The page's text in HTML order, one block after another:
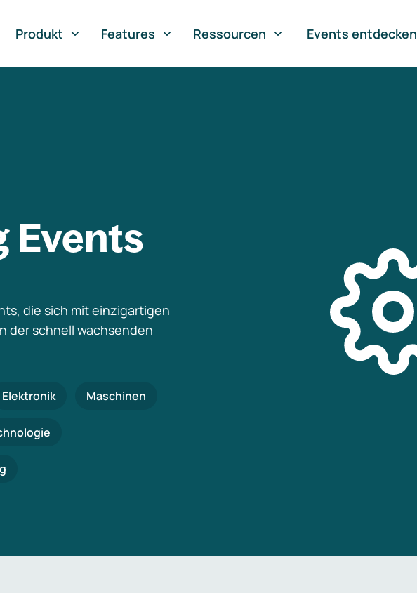
Produkt
Features Ressourcen Events entdecken
Events
die sich mit einzigartigen
der schnell wachsenden
Elektronik Maschinen